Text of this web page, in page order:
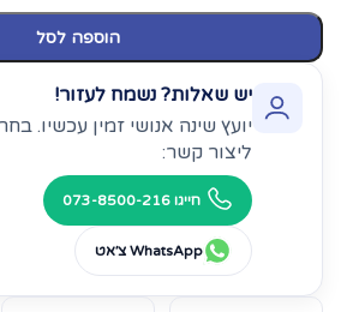
הוספה לסל
יש שאלות? נשמח לעזור!
יועץ שינה אנושי זמין עכשיו.
ליצור קשר:
חייגו 073-8500-216
WhatsApp צ׳אט